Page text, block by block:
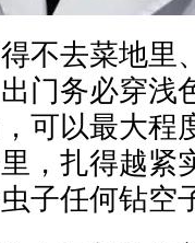
不去菜地里
门务必穿浅
可以最大程
，扎得越紧
子任何钻空